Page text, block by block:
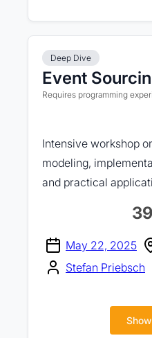
Deep Dive
Event
Requires programming
Intensive workshop
modeling,
and practical
May 22, 2025
Stefan Priebsch